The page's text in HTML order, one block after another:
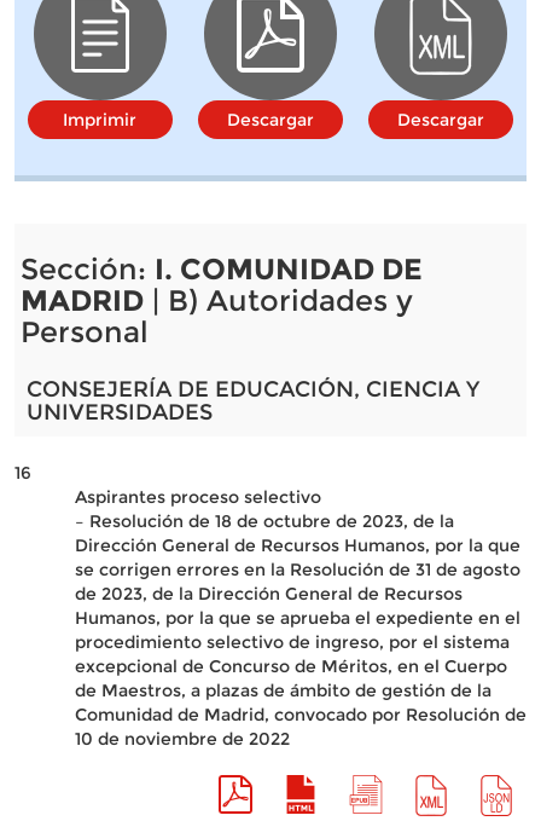
Imprimir Descargar Descargar
Sección: I. COMUNIDAD DE
MADRID| B) Autoridades y
Personal
CONSEJERÍA DE EDUCACIÓN, CIENCIA Y
UNIVERSIDADES
16
Aspirantes proceso selectivo
– Resolución de 18 de octubre de 2023, de la
Dirección General de Recursos Humanos, por la que
se corrigen errores en la Resolución de 31 de agosto
de 2023, de la Dirección General de Recursos
Humanos, por la que se aprueba el expediente en el
procedimiento selectivo de ingreso, por el sistema
excepcional de Concurso de Méritos, en el Cuerpo
de Maestros, a plazas de ámbito de gestión de la
Comunidad de Madrid, convocado por Resolución de
10 de noviembre de 2022